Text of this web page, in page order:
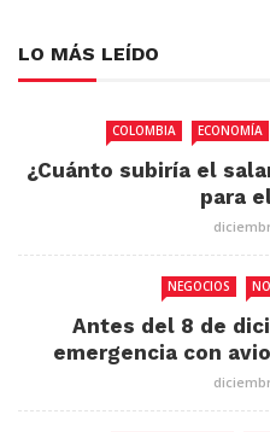
LO MÁS LEÍDO
COLOMBIA ECONOMÍA
¿Cuánto subiría el
para
NEGOCIOS
Antes del 8 de
emergencia con